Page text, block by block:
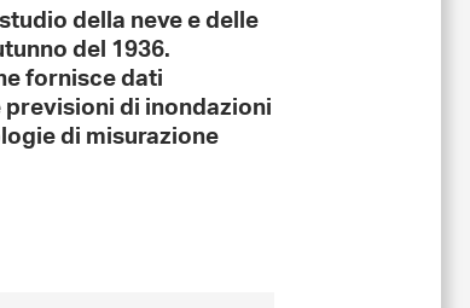
della neve e delle
del 1936.
fornisce dati
di inondazioni
di misurazione